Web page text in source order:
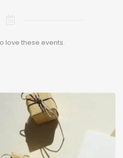
love these events.